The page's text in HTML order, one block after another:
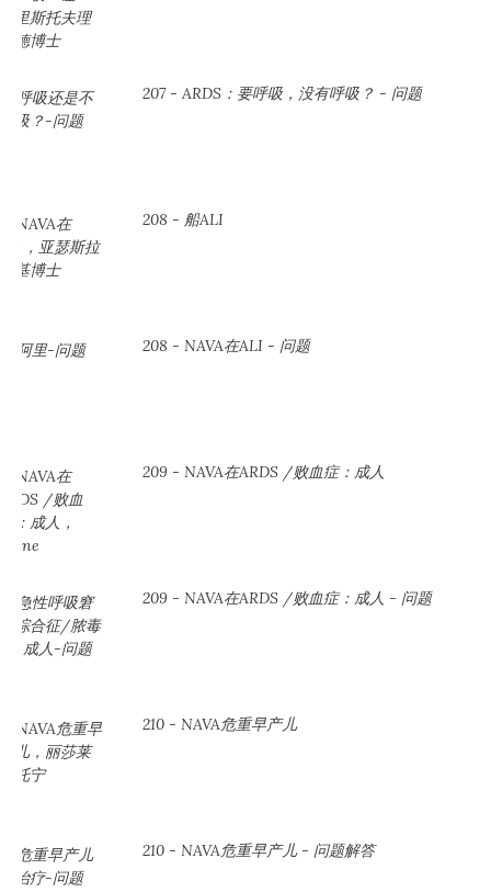
207 - ARDS：要呼吸，没有呼吸？ - 问题
208 - 船ALI
208 - NAVA在ALI - 问题
209 - NAVA在ARDS /败血症：成人
209 - NAVA在ARDS /败血症：成人 - 问题
210 - NAVA危重早产儿
210 - NAVA危重早产儿 - 问题解答